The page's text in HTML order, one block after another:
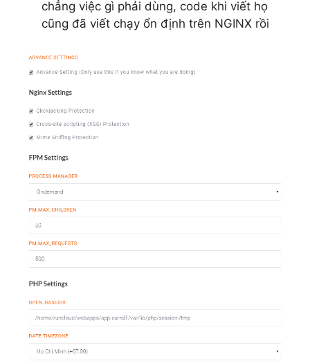
chẳng việc gì phải dùng, code khi viết họ
cũng đã viết chạy ổn định trên NGINX rồi